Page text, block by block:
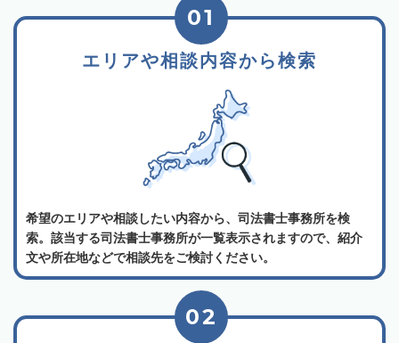
エリアや相談内容から検索
01
希望のエリアや相談したい内容から、司法書士事務所を検
索。該当する司法書士事務所が一覧表示されますので、紹介
文や所在地などで相談先をご検討ください。
02